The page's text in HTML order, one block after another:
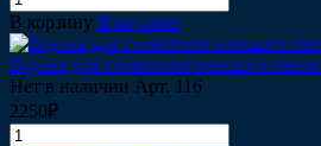
В корзину В корзине
Втулка для стоматологического
Нет в наличии Арт. 116
2250₽